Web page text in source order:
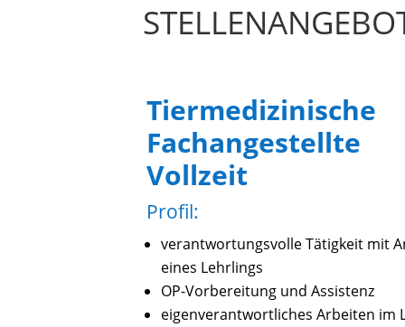
Tiermedizinische
Fachangestellte
Vollzeit
Profil:
verantwortungsvolle Tätigkeit mit
eines Lehrlings
OP-Vorbereitung und Assistenz
eigenverantwortliches Arbeiten im